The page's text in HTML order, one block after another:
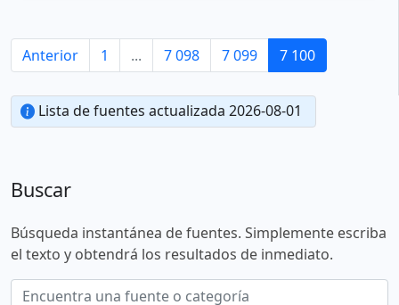
Anterior 1 ... 7 098 7 099 7 100
Lista de fuentes actualizada 2026-08-01
Buscar
Búsqueda instantánea de fuentes. Simplemente escriba
el texto y obtendrá los resultados de inmediato.